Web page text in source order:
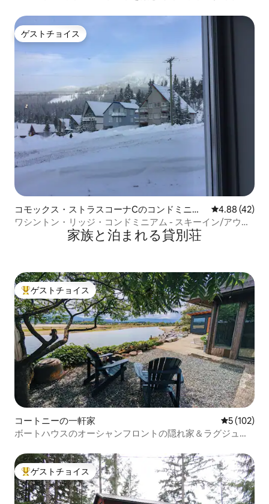
ゲストチョイス
ゲストチョイス
コモックス・ストラスコーナCのコンドミニア
ム
レビュー42
4.88 (42)
ワシントン・リッジ・コンドミニアム - スキーイン/アウ
ト、プール、自転車家族と泊まれる貸別荘
大好評のゲストチョイスです。
ゲストチョイス
コートニーの一軒家 レビュー
5 (102)
ボートハウスのオーシャンフロントの隠れ家＆ラグジュア
大好評のゲストチョイスです。
ゲストチョイス